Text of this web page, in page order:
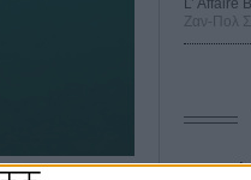
L’ Affaire
Ζαν-Πολ